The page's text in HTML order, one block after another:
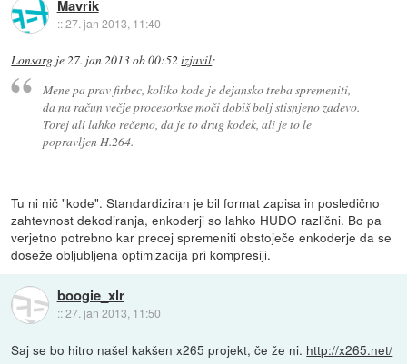
Mavrik
::27. jan 2013, 11:40
Lonsarg je 27. jan 2013 ob 00:52 izjavil:
Mene pa prav firbec, koliko kode je dejansko treba spremeniti,
da na račun večje procesorkse moči dobiš bolj stisnjeno zadevo.
Torej ali lahko rečemo, da je to drug kodek, ali je to le
popravljen H.264.
Tu ni nič "kode". Standardiziran je bil format zapisa in posledično
zahtevnost dekodiranja, enkoderji so lahko HUDO različni. Bo pa
verjetno potrebno kar precej spremeniti obstoječe enkoderje da se
doseže obljubljena optimizacija pri kompresiji.
boogie_xlr
::27. jan 2013, 11:50
Saj se bo hitro našel kakšen x265 projekt, če že ni. http://x265.net/